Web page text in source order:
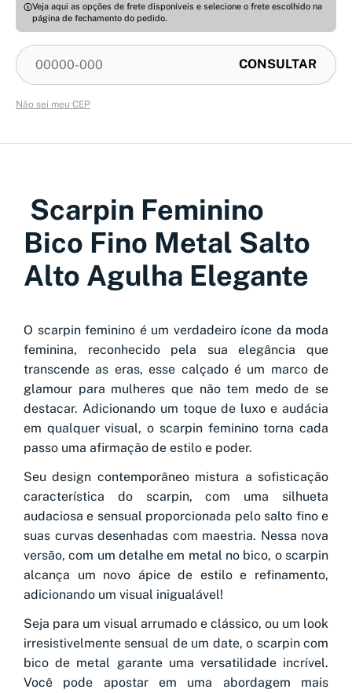
Veja aqui as opções de frete disponíveis e selecione o frete escolhido na
página de fechamento do pedido.
Não sei meu CEP
Scarpin Feminino
Bico Fino Metal Salto
Alto Agulha Elegante
O scarpin feminino é um verdadeiro ícone da moda
feminina, reconhecido pela sua elegância que
transcende as eras, esse calçado é um marco de
glamour para mulheres que não tem medo de se
destacar. Adicionando um toque de luxo e audácia
em qualquer visual, o scarpin feminino torna cada
passo uma afirmação de estilo e poder.
Seu design contemporâneo mistura a sofisticação
característica do scarpin, com uma silhueta
audaciosa e sensual proporcionada pelo salto fino e
suas curvas desenhadas com maestria. Nessa nova
versão, com um detalhe em metal no bico, o scarpin
alcança um novo ápice de estilo e refinamento,
adicionando um visual inigualável!
Seja para um visual arrumado e clássico, ou um look
irresistivelmente sensual de um date, o scarpin com
bico de metal garante uma versatilidade incrível.
Você pode apostar em uma abordagem mais